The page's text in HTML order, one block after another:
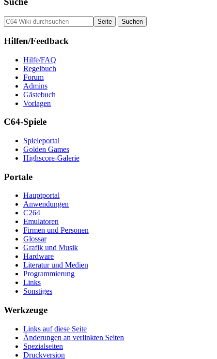
Hilfen/Feedback
Hilfe/FAQ
Regelbuch
Forum
Admins
Gästebuch
Vorlagen
C64-Spiele
Spieleportal
Golden Games
Highscore-Galerie
Portale
Hauptportal
Anwendungen
C264
Emulatoren
Firmen und Personen
Glossar
Grafik und Musik
Hardware
Literatur und Medien
Programmierung
Links
Sonstiges
Werkzeuge
Links auf diese Seite
Änderungen an verlinkten Seiten
Spezialseiten
Druckversion